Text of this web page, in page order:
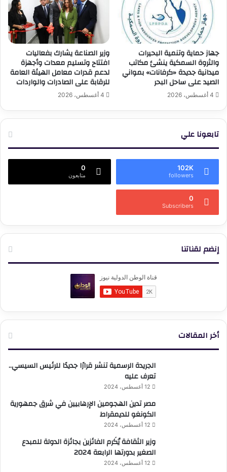
جهاز حماية وتنمية البحيرات
والثروة السمكية ينشئ مكاتب
ميدانية جديدة «كرفانات» بمواني
الصيد على ساحل البحر
4 أغسطس، 2026
وزير الصناعة يشارك بفعاليات
افتتاح وتسليم معدات وأجهزة
لدعم قدرات معامل الهيئة العامة
للرقابة على الصادرات والواردات
4 أغسطس، 2026
تابعونا علي
102K
followers
0
متابعون
0
Subscribers
إنضم لقناتنا
أخر المقالات
الجريدة الرسمية تنشر قرارًا جديدًا للرئيس السيسي..
تعرف عليه
12 أغسطس، 2024
مصر تدين الهجومين الإرهابيين في شرق جمهورية
الكونغو للديمقراط
12 أغسطس، 2024
وزير الثقافة يُكَرم الفائزين بجائزة الدولة للمبدع
الصغير بدورتها الرابعة 2024
12 أغسطس، 2024